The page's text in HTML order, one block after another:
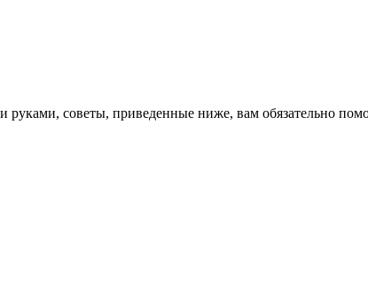
руками, советы, приведенные ниже, вам обязательно